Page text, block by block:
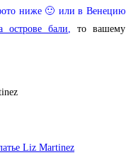
ниже 🙂 или в Венецию
острове бали, то вашему
Liz Martinez